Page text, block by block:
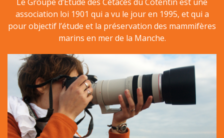
association loi 1901 qui a vu le jour en 1995, et qui a
pour objectif l’étude et la préservation des mammifères
marins en mer de la Manche.